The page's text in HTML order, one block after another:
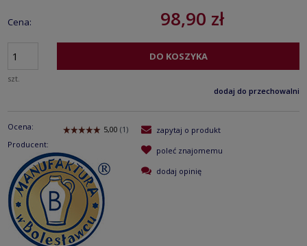
Cena: 98,90 zł
szt.
DO KOSZYKA
dodaj do przechowalni
Ocena:
Producent:
zapytaj o produkt
poleć znajomemu
dodaj opinię